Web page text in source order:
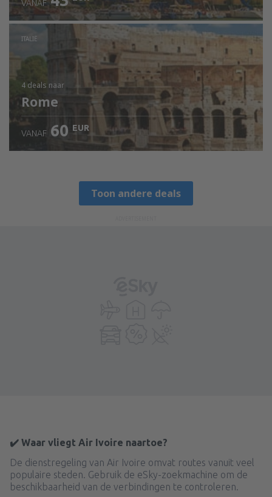
VANAF
ITALIË
4 deals naar
Rome
VANAF 60 EUR
Toon andere deals
✔️ Waar vliegt Air Ivoire naartoe?
De dienstregeling van Air Ivoire omvat routes vanuit veel
populaire steden. Gebruik de eSky-zoekmachine om de
beschikbaarheid van de verbindingen te controleren.